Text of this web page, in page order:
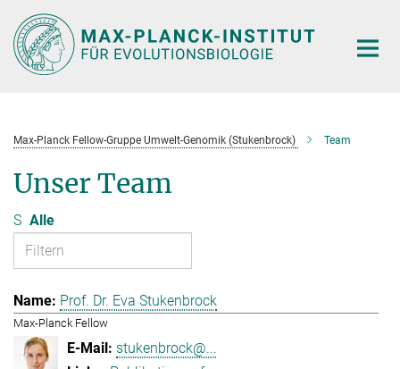
Hauptinhalt
Max-Planck Fellow-Gruppe Umwelt-Genomik (Stukenbrock) Team
Unser Team
S Alle
Prof. Dr. Eva Stukenbrock
Max-Planck Fellow
stukenbrock@...